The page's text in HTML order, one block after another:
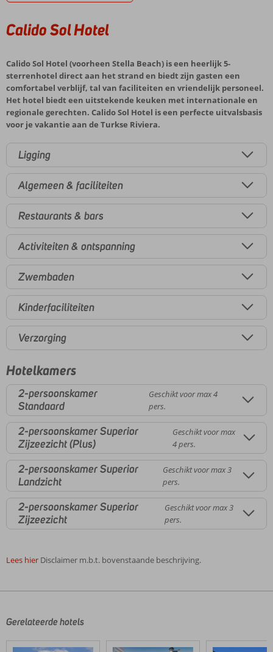
Calido Sol Hotel
Calido Sol Hotel (voorheen Stella Beach) is een heerlijk 5-
sterrenhotel direct aan het strand en biedt zijn gasten een
comfortabel verblijf, tal van faciliteiten en vriendelijk personeel.
Het hotel biedt een uitstekende keuken met internationale en
regionale gerechten. Calido Sol Hotel is een perfecte uitvalsbasis
voor je vakantie aan de Turkse Riviera.
Ligging
Algemeen & faciliteiten
Restaurants & bars
Activiteiten & ontspanning
Zwembaden
Kinderfaciliteiten
Verzorging
Hotelkamers
2-persoonskamer
Standaard
Geschikt voor max 4
pers.
2-persoonskamer Superior
Zijzeezicht (Plus)
Geschikt voor max
4 pers.
2-persoonskamer Superior
Landzicht
Geschikt voor max 3
pers.
2-persoonskamer Superior
Zijzeezicht
Geschikt voor max 3
pers.
Lees hier Disclaimer m.b.t. bovenstaande beschrijving.
door
klanten
Gerelateerde hotels